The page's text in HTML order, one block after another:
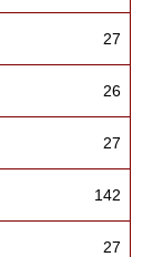
27
26
27
142
27